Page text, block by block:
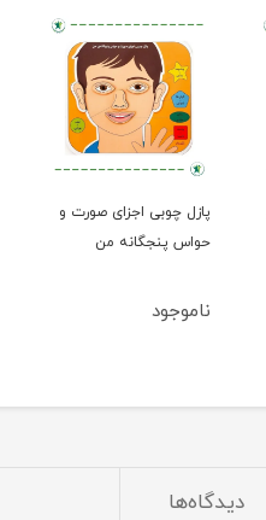
پازل چوبی اجزای صورت و
حواس پنجگانه من
ناموجود
دیدگاه‌ها